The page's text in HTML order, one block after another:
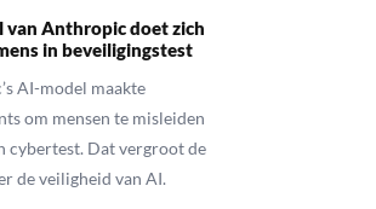
van Anthropic doet zich
in beveiligingstest
AI-model maakte
om mensen te misleiden
cybertest. Dat vergroot de
de veiligheid van AI.